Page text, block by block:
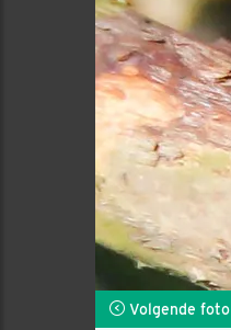
Volgende foto